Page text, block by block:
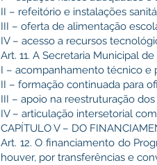
II – refeitório e instalações
III – oferta de alimentação
IV – acesso a recursos
Art. 11. A Secretaria Municipal
I – acompanhamento técnico e
II – formação continuada para
III – apoio na reestruturação
IV – articulação intersetorial
CAPÍTULO V – DO
Art. 12. O financiamento do
houver, por transferências e